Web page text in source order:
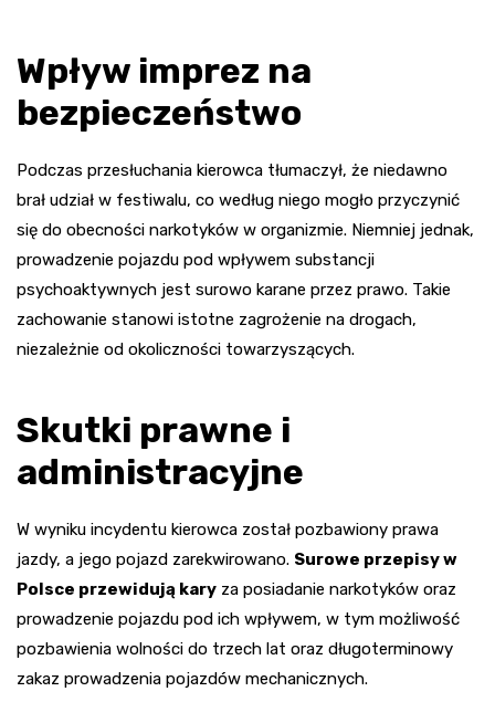
Wpływ imprez na
bezpieczeństwo
Podczas przesłuchania kierowca tłumaczył, że niedawno
brał udział w festiwalu, co według niego mogło przyczynić
się do obecności narkotyków w organizmie. Niemniej jednak,
prowadzenie pojazdu pod wpływem substancji
psychoaktywnych jest surowo karane przez prawo. Takie
zachowanie stanowi istotne zagrożenie na drogach,
niezależnie od okoliczności towarzyszących.
Skutki prawne i
administracyjne
W wyniku incydentu kierowca został pozbawiony prawa
jazdy, a jego pojazd zarekwirowano. Surowe przepisy w
Polsce przewidują kary za posiadanie narkotyków oraz
prowadzenie pojazdu pod ich wpływem, w tym możliwość
pozbawienia wolności do trzech lat oraz długoterminowy
zakaz prowadzenia pojazdów mechanicznych.